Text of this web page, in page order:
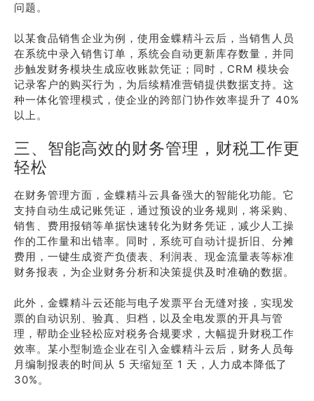
问题。
以某食品销售企业为例，使用金蝶精斗云后，当销售人员
在系统中录入销售订单，系统会自动更新库存数量，并同
步触发财务模块生成应收账款凭证；同时，CRM 模块会
记录客户的购买行为，为后续精准营销提供数据支持。这
种一体化管理模式，使企业的跨部门协作效率提升了 40%
以上。
三、智能高效的财务管理，财税工作更
轻松
在财务管理方面，金蝶精斗云具备强大的智能化功能。它
支持自动生成记账凭证，通过预设的业务规则，将采购、
销售、费用报销等单据快速转化为财务凭证，减少人工操
作的工作量和出错率。同时，系统可自动计提折旧、分摊
费用，一键生成资产负债表、利润表、现金流量表等标准
财务报表，为企业财务分析和决策提供及时准确的数据。
此外，金蝶精斗云还能与电子发票平台无缝对接，实现发
票的自动识别、验真、归档，以及全电发票的开具与管
理，帮助企业轻松应对税务合规要求，大幅提升财税工作
效率。某小型制造企业在引入金蝶精斗云后，财务人员每
月编制报表的时间从 5 天缩短至 1 天，人力成本降低了
30%。